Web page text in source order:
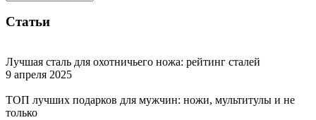
Статьи
Лучшая сталь для охотничьего ножа: рейтинг сталей
9 апреля 2025
ТОП лучших подарков для мужчин: ножи, мультитулы и не
только